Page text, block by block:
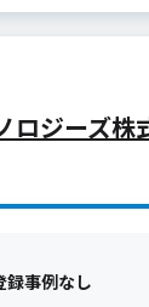
ロジーズ株
録事例なし